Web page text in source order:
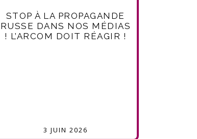
STOP À LA PROPAGANDE
RUSSE DANS NOS MÉDIAS
! L’ARCOM DOIT RÉAGIR !
3 JUIN 2026